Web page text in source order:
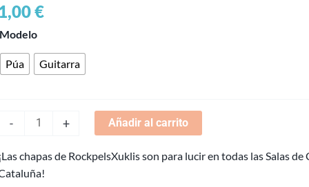
€
Modelo
Púa Guitarra
-
Chapas
cantidad
+ Añadir al carrito
chapas de RockpelsXuklis son para lucir en todas las Salas